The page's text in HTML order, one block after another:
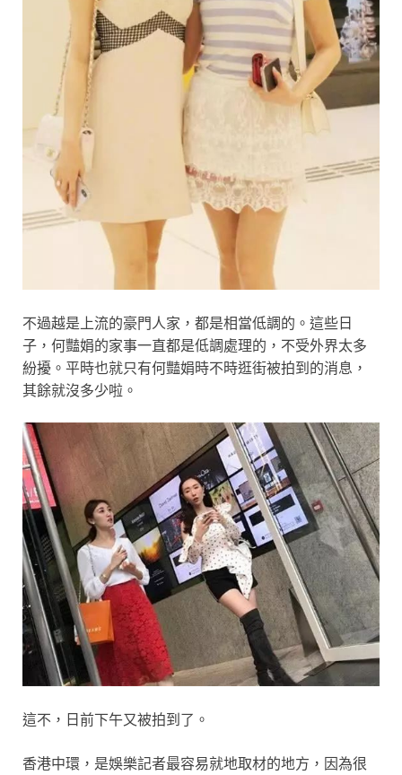
不過越是上流的豪門人家，都是相當低調的。這些日
子，何豔娟的家事一直都是低調處理的，不受外界太多
紛擾。平時也就只有何豔娟時不時逛街被拍到的消息，
其餘就沒多少啦。
這不，日前下午又被拍到了。
香港中環，是娛樂記者最容易就地取材的地方，因為很